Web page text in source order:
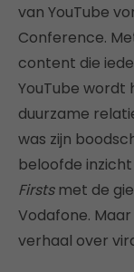
van YouTube
Conference.
content die
YouTube wordt
duurzame
was zijn
beloofde
Firstsmet de
Vodafone.
verhaal over